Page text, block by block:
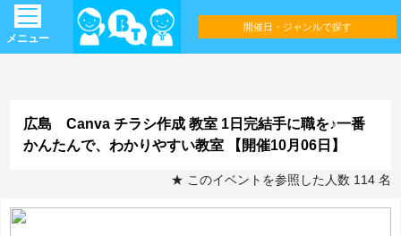
メニュー
開催日・ジャンルで探す
広島 Canva チラシ作成 教室 1日完結手に職を♪一番
かんたんで、わかりやすい教室 【開催10月06日】
★ このイベントを参照した人数 114 名